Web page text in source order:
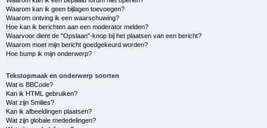
Waarom kan ik geen bijlagen toevoegen?
Waarom ontving ik een waarschuwing?
Hoe kan ik berichten aan een moderator melden?
Waarvoor dient de "Opslaan"-knop bij het plaatsen van een bericht?
Waarom moet mijn bericht goedgekeurd worden?
Hoe bump ik mijn onderwerp?
Tekstopmaak en onderwerp soorten
Wat is BBCode?
Kan ik HTML gebruiken?
Wat zijn Smilies?
Kan ik afbeeldingen plaatsen?
Wat zijn globale mededelingen?